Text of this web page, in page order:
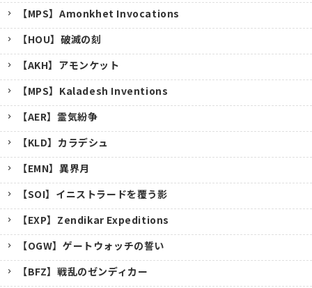
【MPS】Amonkhet Invocations
【HOU】破滅の刻
【AKH】アモンケット
【MPS】Kaladesh Inventions
【AER】霊気紛争
【KLD】カラデシュ
【EMN】異界月
【SOI】イニストラードを覆う影
【EXP】Zendikar Expeditions
【OGW】ゲートウォッチの誓い
【BFZ】戦乱のゼンディカー